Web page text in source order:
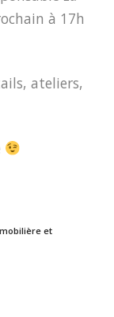
à 17h
ateliers,
et